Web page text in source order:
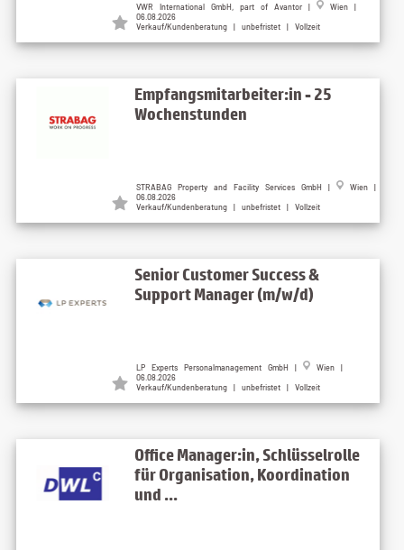
VWR International GmbH, part of Avantor |
Wien |
06.08.2026
Verkauf/Kundenberatung | unbefristet | Vollzeit
Empfangsmitarbeiter:in - 25
Wochenstunden
STRABAG Property and Facility Services GmbH |
Wien |
06.08.2026
Verkauf/Kundenberatung | unbefristet | Vollzeit
Senior Customer Success &
Support Manager (m/w/d)
LP Experts Personalmanagement GmbH |
Wien |
06.08.2026
Verkauf/Kundenberatung | unbefristet | Vollzeit
Office Manager:in, Schlüsselrolle
für Organisation, Koordination
und ...